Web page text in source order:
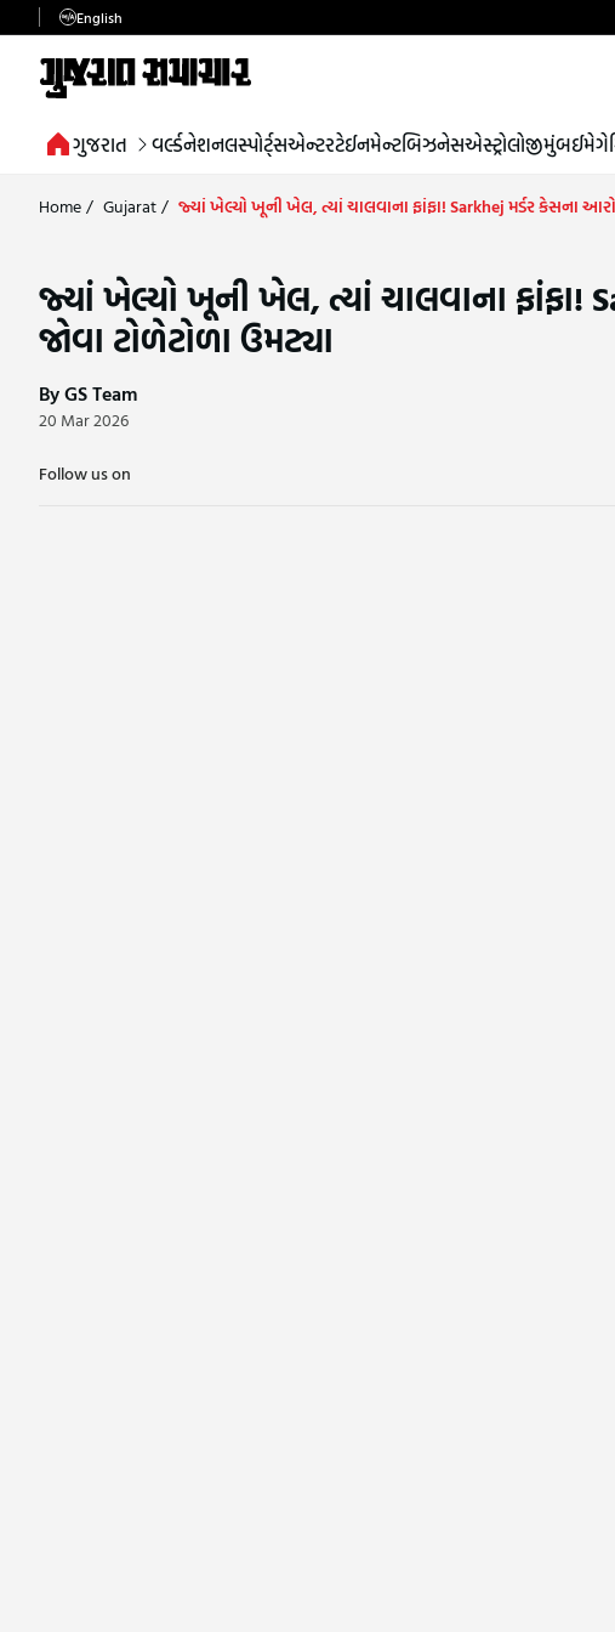
English
ગુજરાત વર્લ્ડનેશનલસ્પોર્ટ્સએન્ટરટેઈનમેન્ટબિઝનેસએસ્ટ્રોલોજીમુંબઈ
Home/ Gujarat/ જ્યાં ખેલ્યો ખૂની ખેલ, ત્યાં ચાલવાના ફાંફા! Sarkhej મર્ડર કેસના
જ્યાં ખેલ્યો ખૂની ખેલ, ત્યાં ચાલવાના ફાંફા!
જોવા ટોળેટોળા ઉમટ્યા
By GS Team
20 Mar 2026
Follow us on